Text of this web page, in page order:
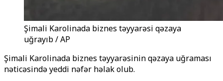
Şimali Karolinada biznes təyyarəsi qəzaya
uğrayıb / AP
Şimali Karolinada biznes təyyarəsinin qəzaya uğraması
nəticəsində yeddi nəfər həlak olub.